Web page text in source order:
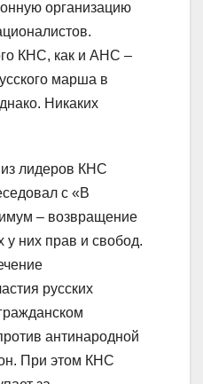
организацию
КНС, как и АНС –
марша в
Никаких
лидеров КНС
с «В
– возвращение
у них прав и свобод.
русских
антинародной
При этом КНС